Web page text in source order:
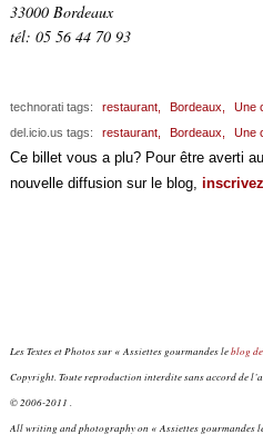
33000 Bordeaux
tél: 05 56 44 70 93
technorati tags: restaurant, Bordeaux, Une
del.icio.us tags:
restaurant, Bordeaux, Une
Ce billet vous a plu? Pour être averti
nouvelle diffusion sur le blog,
Les Textes et Photos sur « Assiettes gourmandes leblog
Copyright. Toute reproduction interdite sans accord de
© 2006-2011 .
All writing and photography on « Assiettes gourmandes